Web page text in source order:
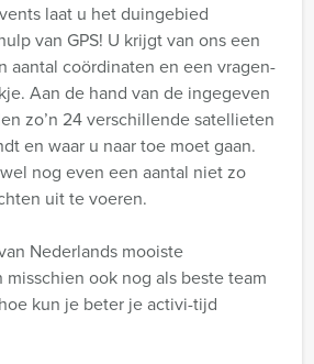
laat u het duingebied
van GPS! U krijgt van ons een
aantal coördinaten en een vragen-
Aan de hand van de ingegeven
zo’n 24 verschillende satellieten
en waar u naar toe moet gaan.
nog even een aantal niet zo
uit te voeren.
Nederlands mooiste
ook nog als beste team
kun je beter je activi-tijd